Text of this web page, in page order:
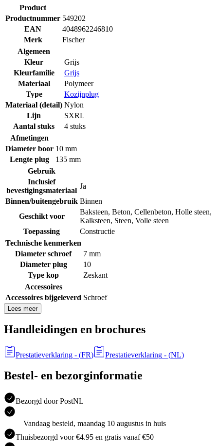
Product
Productnummer 549202
EAN
4048962246810
Merk
Fischer
Algemeen
Kleur
Grijs
Kleurfamilie
Grijs
Materiaal
Polymeer
Type
Kozijnplug
Materiaal (detail) Nylon
Lijn
SXRL
Aantal stuks
4 stuks
Afmetingen
Diameter boor 10 mm
Lengte plug
135 mm
Gebruik
Inclusief
bevestigingsmateriaal
Ja
Binnen/buitengebruik Binnen
Geschikt voor
Baksteen, Beton, Cellenbeton, Holle steen,
Kalksteen, Steen, Volle steen
Toepassing
Constructie
Technische kenmerken
Diameter schroef
7 mm
Diameter plug
10
Type kop
Zeskant
Accessoires
Accessoires bijgeleverd Schroef
Lees meer
Handleidingen en brochures
Prestatieverklaring - (FR) Prestatieverklaring - (NL)
Bestel- en bezorginformatie
Bezorgd door PostNL
Vandaag besteld, maandag 10 augustus in huis
Thuisbezorgd voor €4.95 en gratis vanaf €50